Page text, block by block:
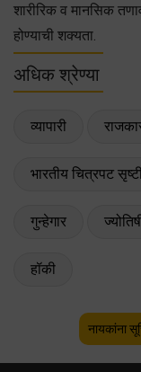
शारीरिक व मानसिक
होण्याची शक्यता.
अधिक श्रेण्या
व्यापारी
भारतीय चित्रपट
गुन्हेगार
हॉकी
नायकांना